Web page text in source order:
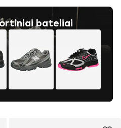
bateliai